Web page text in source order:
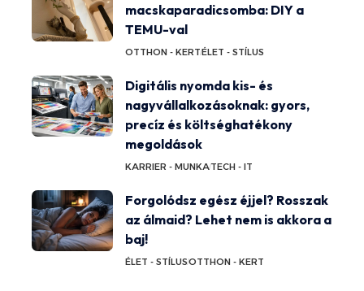
macskaparadicsomba: DIY a
TEMU-val
OTTHON - KERTÉLET - STÍLUS
Digitális nyomda kis- és
nagyvállalkozásoknak: gyors,
precíz és költséghatékony
megoldások
KARRIER - MUNKATECH - IT
Forgolódsz egész éjjel? Rosszak
az álmaid? Lehet nem is akkora a
baj!
ÉLET - STÍLUSOTTHON - KERT